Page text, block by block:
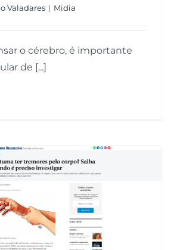
Valadares | Midia
o cérebro, é importante
de [...]
Costuma ter
pelo corpo? Saiba
é preciso investigar